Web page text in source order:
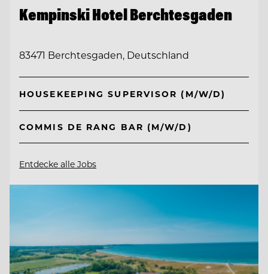
Kempinski Hotel Berchtesgaden
83471 Berchtesgaden, Deutschland
HOUSEKEEPING SUPERVISOR (M/W/D)
COMMIS DE RANG BAR (M/W/D)
Entdecke alle Jobs